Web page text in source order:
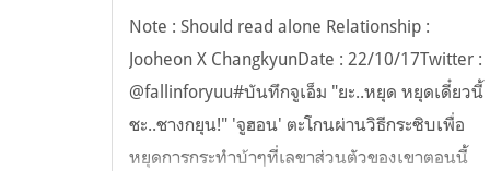
Note : Should read alone Relationship :
Jooheon X ChangkyunDate : 22/10/17Twitter :
@fallinforyuu#บันทึกจูเอ็ม "ยะ..หยุด หยุดเดี๋ยวนี้
ชะ..ชางกยุน!" 'จูฮอน' ตะโกนผ่านวิธีกระซิบเพื่อ
หยุดการกระทำบ้าๆที่เลขาส่วนตัวของเขาตอนนี้